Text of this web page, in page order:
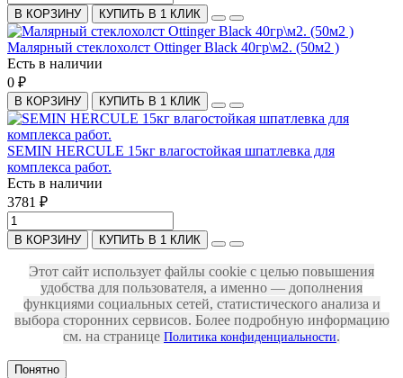
В КОРЗИНУ КУПИТЬ В 1 КЛИК
Малярный стеклохолст Ottinger Black 40гр\м2. (50м2 )
Есть в наличии
0 ₽
В КОРЗИНУ КУПИТЬ В 1 КЛИК
SEMIN HERCULE 15кг влагостойкая шпатлевка для
комплекса работ.
Есть в наличии
3781 ₽
В КОРЗИНУ КУПИТЬ В 1 КЛИК
Этот сайт использует файлы cookie с целью повышения
удобства для пользователя, а именно — дополнения
функциями социальных сетей, статистического анализа и
выбора сторонних сервисов. Более подробную информацию
см. на странице Политика конфиденциальности.
Понятно